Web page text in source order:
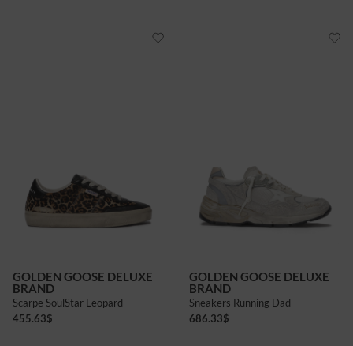
GOLDEN GOOSE DELUXE
BRAND
Scarpe SoulStar Leopard
455.63$
GOLDEN GOOSE DELUXE
BRAND
Sneakers Running Dad
686.33$